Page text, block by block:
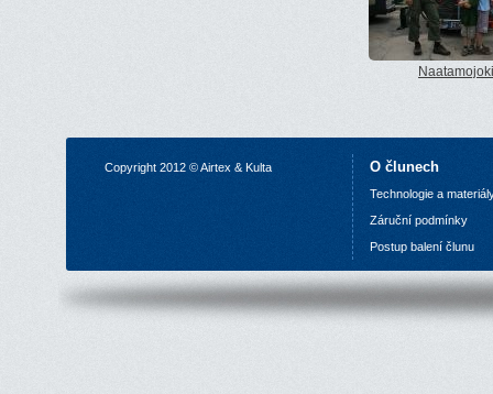
Copyright 2012 © Airtex & Kulta O člunech
Technologie a
Záruční podmínky
Postup balení člunu